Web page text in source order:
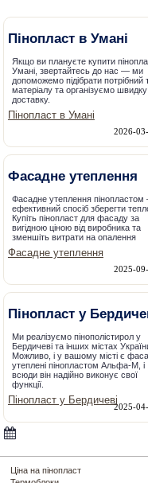
Пінопласт в Умані
Якщо ви плануєте купити
Умані, звертайтесь до нас — ми
допоможемо підібрати потрібний
матеріалу та організуємо швидку
доставку.
Пінопласт в Умані
2026-
Фасадне утеплення
Фасадне утеплення пінопластом
ефективний спосіб зберегти
Купіть пінопласт для фасаду за
вигідною ціною від виробника та
зменшіть витрати на опалення
Фасадне утеплення
2025-
Пінопласт у
Ми реалізуємо пінополістирол у
Бердичеві та інших містах
Можливо, і у вашому місті є
утеплені пінопластом Альфа-М, і
всюди він надійно виконує свої
функції.
Пінопласт у Бердичеві
2025-
Ціна на пінопласт